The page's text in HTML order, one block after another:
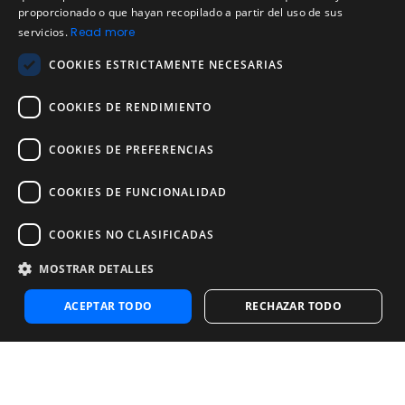
Acuerdo de licencia de usuario
Política de uso aceptable
Empresa
Acerca de nosotros
Blog
Pruebas de confiabilidad y validez
Pruebas
Contáctenos
Contáctenos
Contactar con ventas
Noosa Labs Inc – Las Vegas, NV, USA
proporcionado o que hayan recopilado a partir del uso de sus
servicios.Read more
COOKIES ESTRICTAMENTE NECESARIAS
COOKIES DE RENDIMIENTO
COOKIES DE PREFERENCIAS
COOKIES DE FUNCIONALIDAD
COOKIES NO CLASIFICADAS
MOSTRAR DETALLES
ACEPTAR TODO RECHAZAR TODO